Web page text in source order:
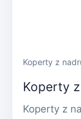
Koperty z
Koperty
Koperty z